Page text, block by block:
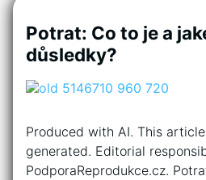
Potrat: Co to je a
důsledky?
Produced with AI. This
generated. Editorial
PodporaReprodukce.cz.